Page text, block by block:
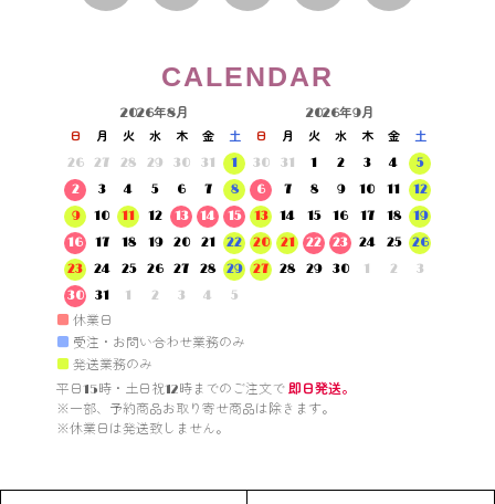
CALENDAR
2026年8月
日 月 火 水 木 金
土
26
27 28 29 30 31
1
2
3 4 5 6 7
8
9
10 11 12 13 14
15
16
17 18 19 20 21
22
23
24 25 26 27 28
29
30
31 1 2 3 4 5
2026年9月
日 月 火 水 木 金
土
30
31 1 2 3 4
5
6
7 8 9 10 11
12
13
14 15 16 17 18
19
20
21 22 23 24 25
26
27
28 29 30 1 2 3
■ 休業日
■ 受注・お問い合わせ業務のみ
■ 発送業務のみ
平日15時・土日祝12時までのご注文で 即日発送。
※一部、予約商品お取り寄せ商品は除きます。
※休業日は発送致しません。